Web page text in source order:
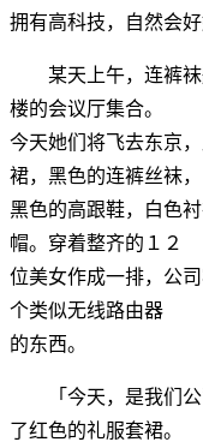
拥有高科技，自然会
某天上午，连裤袜
楼的会议厅集合。
今天她们将飞去东京
裙，黑色的连裤丝袜，
黑色的高跟鞋，白色
帽。穿着整齐的１２
位美女作成一排，公
个类似无线路由器
的东西。
「今天，是我们公
了红色的礼服套裙。